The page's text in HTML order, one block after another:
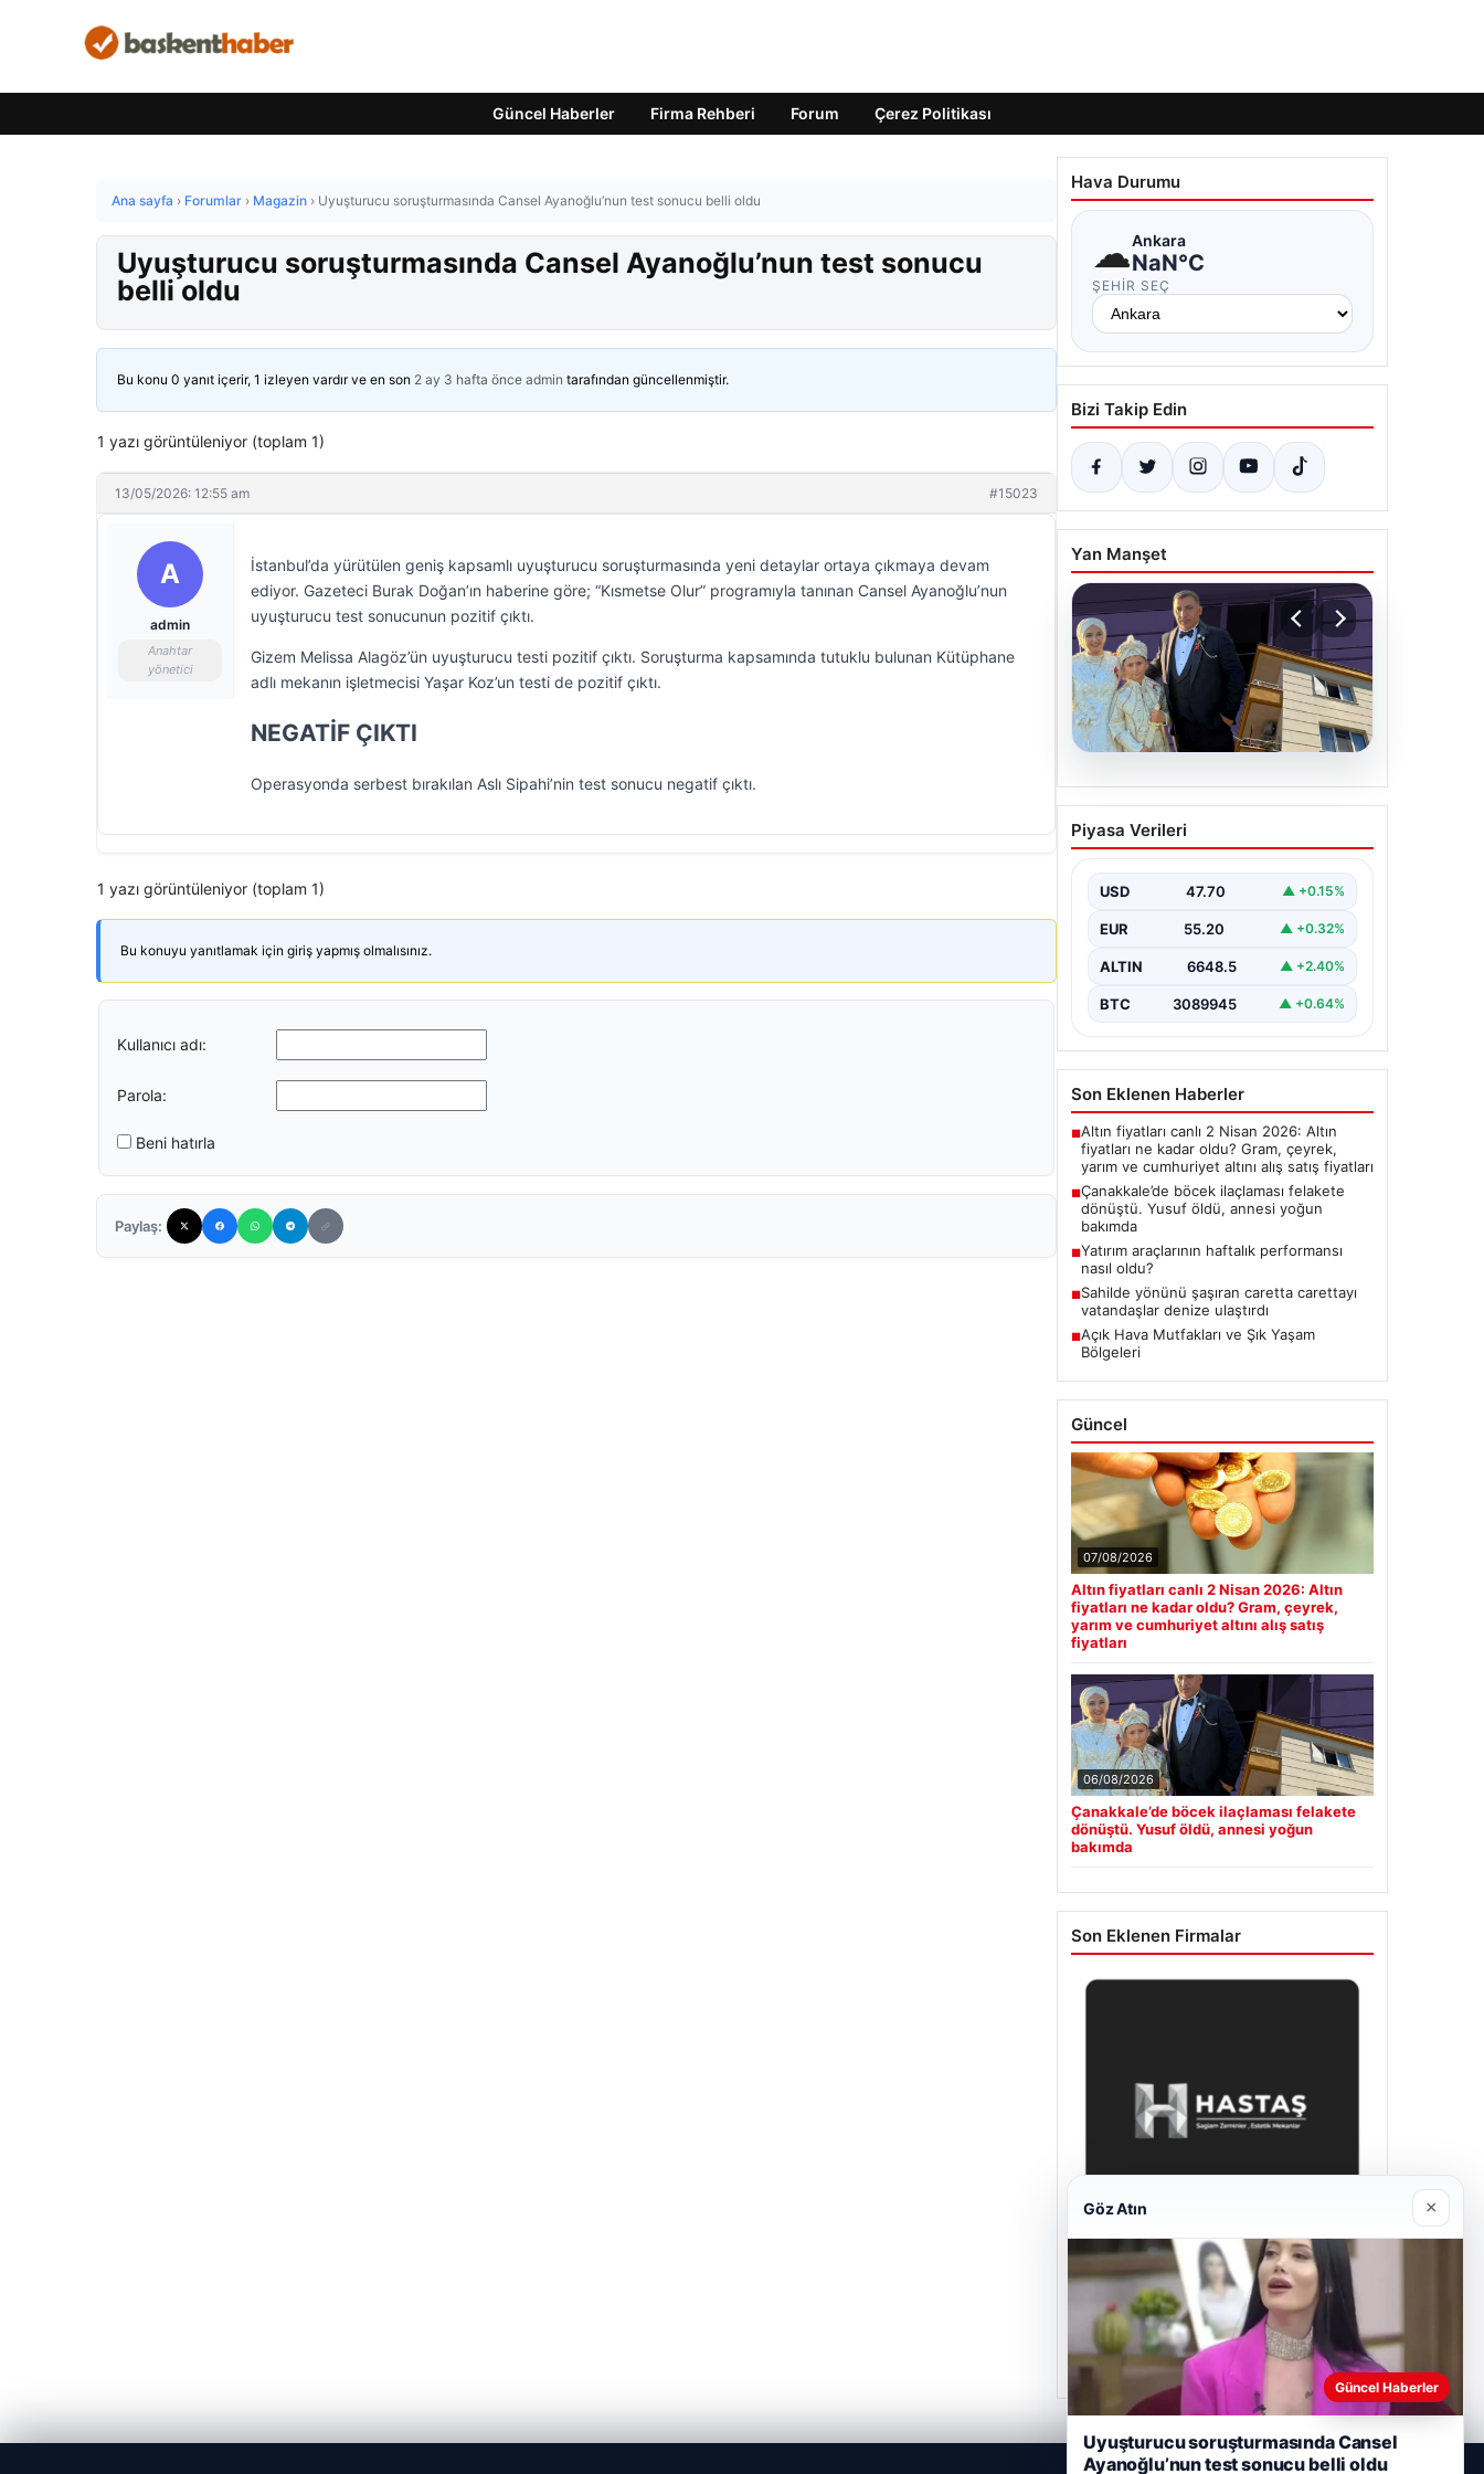
Güncel Haberler Firma Rehberi Forum Çerez Politikası
Ana sayfa › Forumlar › Magazin › Uyuşturucu soruşturmasında Cansel Ayanoğlu’nun test sonucu belli oldu
Uyuşturucu soruşturmasında Cansel Ayanoğlu’nun test sonucu
belli oldu
Bu konu 0 yanıt içerir, 1 izleyen vardır ve en son 2 ay 3 hafta önce admin tarafından güncellenmiştir.
1 yazı görüntüleniyor (toplam 1)
13/05/2026: 12:55 am #15023
A
admin
Anahtar
yönetici
İstanbul’da yürütülen geniş kapsamlı uyuşturucu soruşturmasında yeni detaylar ortaya çıkmaya devam
ediyor. Gazeteci Burak Doğan’ın haberine göre; “Kısmetse Olur” programıyla tanınan Cansel Ayanoğlu’nun
uyuşturucu test sonucunun pozitif çıktı.
Gizem Melissa Alagöz’ün uyuşturucu testi pozitif çıktı. Soruşturma kapsamında tutuklu bulunan Kütüphane
adlı mekanın işletmecisi Yaşar Koz’un testi de pozitif çıktı.
NEGATİF ÇIKTI
Operasyonda serbest bırakılan Aslı Sipahi’nin test sonucu negatif çıktı.
1 yazı görüntüleniyor (toplam 1)
Bu konuyu yanıtlamak için giriş yapmış olmalısınız.
Kullanıcı adı:
Parola:
Beni hatırla
Paylaş:
Hava Durumu
☁Ankara
NaN°C
ŞEHIR SEÇ
Bizi Takip Edin
Yan Manşet
Çanakkale’de böcek
ilaçlaması felakete
annesi yoğun bakımda
Piyasa Verileri
USD 47.70 ▲ +0.15%
EUR 55.20 ▲ +0.32%
ALTIN 6648.5 ▲ +2.40%
BTC 3089945 ▲ +0.64%
Son Eklenen Haberler
■Altın fiyatları canlı 2 Nisan 2026: Altın
fiyatları ne kadar oldu? Gram, çeyrek,
yarım ve cumhuriyet altını alış satış fiyatları
■Çanakkale’de böcek ilaçlaması felakete
dönüştü. Yusuf öldü, annesi yoğun
bakımda
■Yatırım araçlarının haftalık performansı
nasıl oldu?
■Sahilde yönünü şaşıran caretta carettayı
vatandaşlar denize ulaştırdı
■Açık Hava Mutfakları ve Şık Yaşam
Bölgeleri
Güncel
07/08/2026
Altın fiyatları canlı 2 Nisan 2026: Altın
fiyatları ne kadar oldu? Gram, çeyrek,
yarım ve cumhuriyet altını alış satış
fiyatları
06/08/2026
Çanakkale’de böcek ilaçlaması felakete
dönüştü. Yusuf öldü, annesi yoğun
bakımda
Son Eklenen Firmalar
Hastaş Beton
26/05/2026
Göz Atın ×
Güncel Haberler
Uyuşturucu soruşturmasında Cansel
Ayanoğlu’nun test sonucu belli oldu